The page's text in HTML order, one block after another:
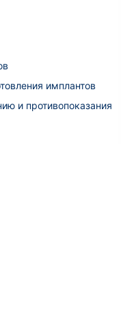
имплантов
и противопоказания